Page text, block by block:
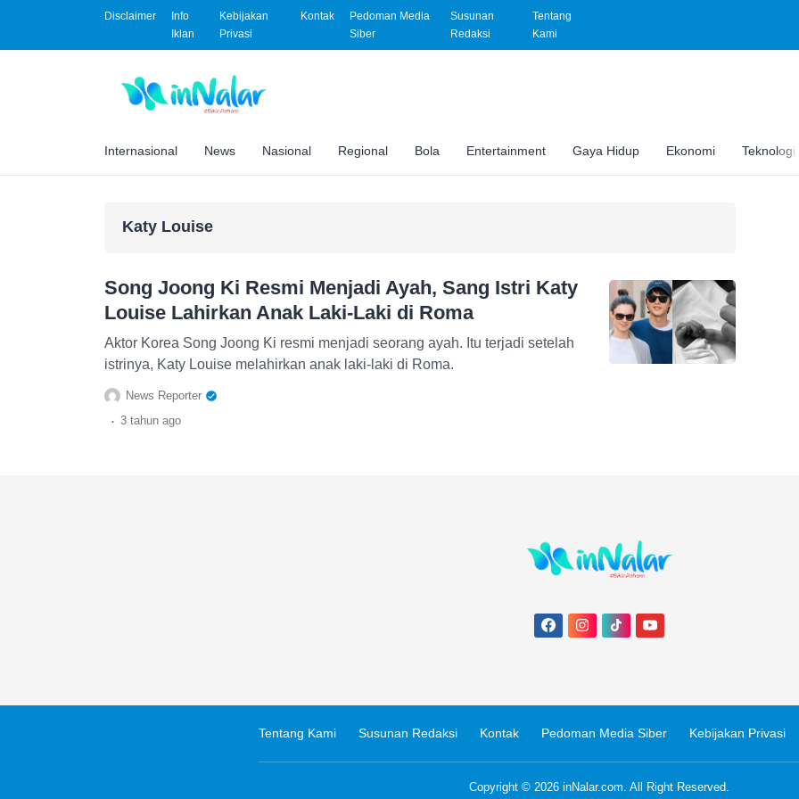
Disclaimer
Info
Iklan
Kebijakan
Privasi
Kontak
Pedoman Media
Siber
Susunan
Redaksi
Tentang
Kami
Internasional News Nasional Regional Bola Entertainment Gaya Hidup Ekonomi Teknologi
Katy Louise
Song Joong Ki Resmi Menjadi Ayah, Sang Istri Katy
Louise Lahirkan Anak Laki-Laki di Roma
Aktor Korea Song Joong Ki resmi menjadi seorang ayah. Itu terjadi setelah
istrinya, Katy Louise melahirkan anak laki-laki di Roma.
News Reporter
. 3 tahun ago
Tentang Kami Susunan Redaksi Kontak Pedoman Media Siber Kebijakan Privasi
Copyright © 2026 inNalar.com. All Right Reserved.